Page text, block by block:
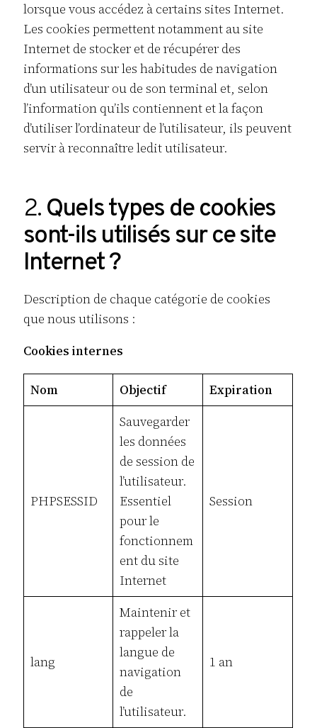
lorsque vous accédez à certains sites Internet.
Les cookies permettent notamment au site
Internet de stocker et de récupérer des
informations sur les habitudes de navigation
d’un utilisateur ou de son terminal et, selon
l’information qu’ils contiennent et la façon
d’utiliser l’ordinateur de l’utilisateur, ils peuvent
servir à reconnaître ledit utilisateur.
2. Quels types de cookies
sont-ils utilisés sur ce site
Internet ?
Description de chaque catégorie de cookies
que nous utilisons :
Cookies internes
Nom Objectif Expiration
PHPSESSID
Sauvegarder
les données
de session de
l’utilisateur.
Essentiel
pour le
fonctionnem
ent du site
Internet
Session
lang
Maintenir et
rappeler la
langue de
navigation
de
l’utilisateur.
1 an